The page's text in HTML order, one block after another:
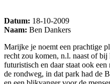
Datum: 18-10-2009
Naam: Ben Dankers
Marijke je noemt een prachtige
recht zou komen, n.l. naast of bij
futuristisch en daar staat ook
de rondweg, in dat park had de